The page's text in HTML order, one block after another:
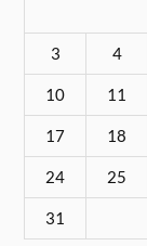
3 4
10 11
17 18
24 25
31